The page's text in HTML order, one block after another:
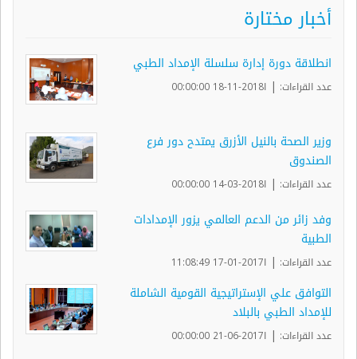
أخبار مختارة
انطلاقة دورة إدارة سلسلة الإمداد الطبي
عدد القراءات: | ا2018-11-18 00:00:00
وزير الصحة بالنيل الأزرق يمتدح دور فرع
الصندوق
عدد القراءات: | ا2018-03-14 00:00:00
وفد زائر من الدعم العالمي يزور الإمدادات
الطبية
عدد القراءات: | ا2017-01-17 11:08:49
التوافق علي الإستراتيجية القومية الشاملة
للإمداد الطبي بالبلاد
عدد القراءات: | ا2017-06-21 00:00:00